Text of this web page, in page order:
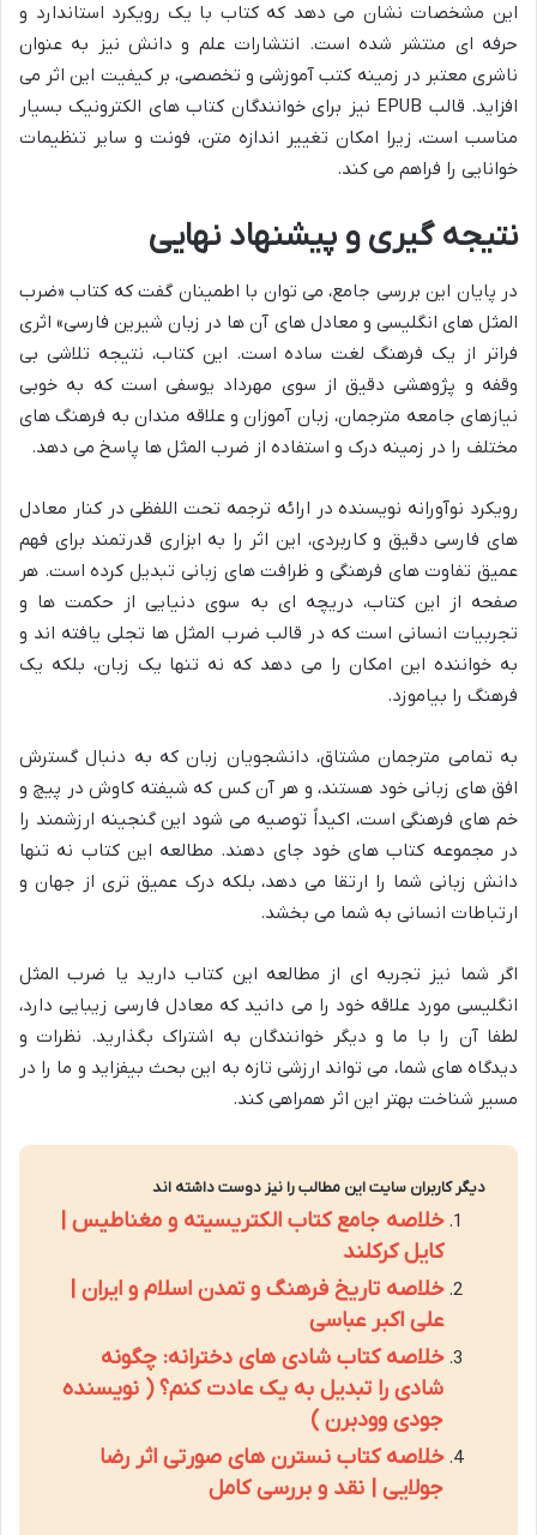
این مشخصات نشان می دهد که کتاب با یک رویکرد استاندارد و
حرفه ای منتشر شده است. انتشارات علم و دانش نیز به عنوان
ناشری معتبر در زمینه کتب آموزشی و تخصصی، بر کیفیت این اثر می
افزاید. قالب EPUB نیز برای خوانندگان کتاب های الکترونیک بسیار
مناسب است، زیرا امکان تغییر اندازه متن، فونت و سایر تنظیمات
خوانایی را فراهم می کند.
نتیجه گیری و پیشنهاد نهایی
در پایان این بررسی جامع، می توان با اطمینان گفت که کتاب «ضرب
المثل های انگلیسی و معادل های آن ها در زبان شیرین فارسی» اثری
فراتر از یک فرهنگ لغت ساده است. این کتاب، نتیجه تلاشی بی
وقفه و پژوهشی دقیق از سوی مهرداد یوسفی است که به خوبی
نیازهای جامعه مترجمان، زبان آموزان و علاقه مندان به فرهنگ های
مختلف را در زمینه درک و استفاده از ضرب المثل ها پاسخ می دهد.
رویکرد نوآورانه نویسنده در ارائه ترجمه تحت اللفظی در کنار معادل
های فارسی دقیق و کاربردی، این اثر را به ابزاری قدرتمند برای فهم
عمیق تفاوت های فرهنگی و ظرافت های زبانی تبدیل کرده است. هر
صفحه از این کتاب، دریچه ای به سوی دنیایی از حکمت ها و
تجربیات انسانی است که در قالب ضرب المثل ها تجلی یافته اند و
به خواننده این امکان را می دهد که نه تنها یک زبان، بلکه یک
فرهنگ را بیاموزد.
به تمامی مترجمان مشتاق، دانشجویان زبان که به دنبال گسترش
افق های زبانی خود هستند، و هر آن کس که شیفته کاوش در پیچ و
خم های فرهنگی است، اکیداً توصیه می شود این گنجینه ارزشمند را
در مجموعه کتاب های خود جای دهند. مطالعه این کتاب نه تنها
دانش زبانی شما را ارتقا می دهد، بلکه درک عمیق تری از جهان و
ارتباطات انسانی به شما می بخشد.
اگر شما نیز تجربه ای از مطالعه این کتاب دارید یا ضرب المثل
انگلیسی مورد علاقه خود را می دانید که معادل فارسی زیبایی دارد،
لطفا آن را با ما و دیگر خوانندگان به اشتراک بگذارید. نظرات و
دیدگاه های شما، می تواند ارزشی تازه به این بحث بیفزاید و ما را در
مسیر شناخت بهتر این اثر همراهی کند.
دیگر کاربران سایت این مطالب را نیز دوست داشته اند
خلاصه جامع کتاب الکتریسیته و مغناطیس |
کایل کرکلند
خلاصه تاریخ فرهنگ و تمدن اسلام و ایران |
علی اکبر عباسی
خلاصه کتاب شادی های دخترانه: چگونه
شادی را تبدیل به یک عادت کنم؟ ( نویسنده
جودی وودبرن )
خلاصه کتاب نسترن های صورتی اثر رضا
جولایی | نقد و بررسی کامل